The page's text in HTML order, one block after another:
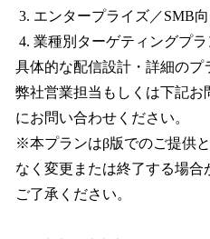
エンタープライズ／SMB
業種別ターゲティングプラ
具体的な配信設計・詳細のプ
弊社営業担当もしくは下記お
にお問い合わせください。
※本プランはβ版でのご提供
なく変更または終了する場
ご了承ください。